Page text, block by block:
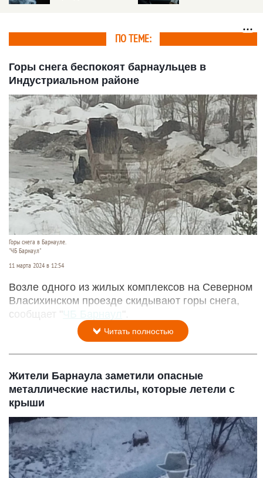
ПО ТЕМЕ:
Горы снега беспокоят барнаульцев в
Индустриальном районе
Горы снега в Барнауле.
"ЧБ Барнаул"
11 марта 2024 в 12:54
Возле одного из жилых комплексов на Северном
Власихинском проезде скидывают горы снега,
сообщает "ЧБ Барнаул ".
Читать полностью
Жители Барнаула заметили опасные
металлические настилы, которые летели с
крыши